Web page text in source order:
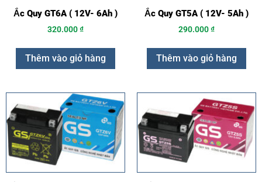
Ắc Quy GT6A ( 12V- 6Ah )
320.000₫
Thêm vào giỏ hàng
Ắc Quy GT5A ( 12V- 5Ah )
290.000₫
Thêm vào giỏ hàng